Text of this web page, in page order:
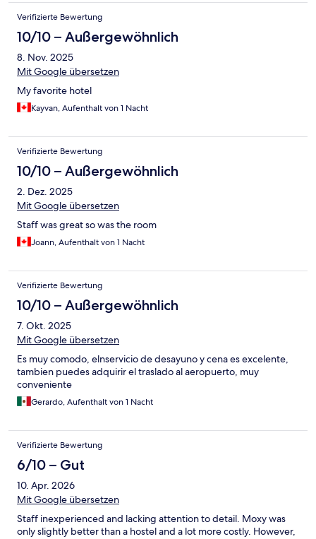
morning, so I barely slept. I'm a pretty light sleeper; if you're
not, this hotel will be great.
Verifizierte Bewertung
10/10 – Außergewöhnlich
8. Nov. 2025
Mit Google übersetzen
My favorite hotel
Kayvan, Aufenthalt von 1 Nacht
Verifizierte Bewertung
10/10 – Außergewöhnlich
2. Dez. 2025
Mit Google übersetzen
Staff was great so was the room
Joann, Aufenthalt von 1 Nacht
Verifizierte Bewertung
10/10 – Außergewöhnlich
7. Okt. 2025
Mit Google übersetzen
Es muy comodo, elnservicio de desayuno y cena es excelente,
tambien puedes adquirir el traslado al aeropuerto, muy
conveniente
Gerardo, Aufenthalt von 1 Nacht
Verifizierte Bewertung
6/10 – Gut
10. Apr. 2026
Mit Google übersetzen
Staff inexperienced and lacking attention to detail. Moxy was
only slightly better than a hostel and a lot more costly. However,